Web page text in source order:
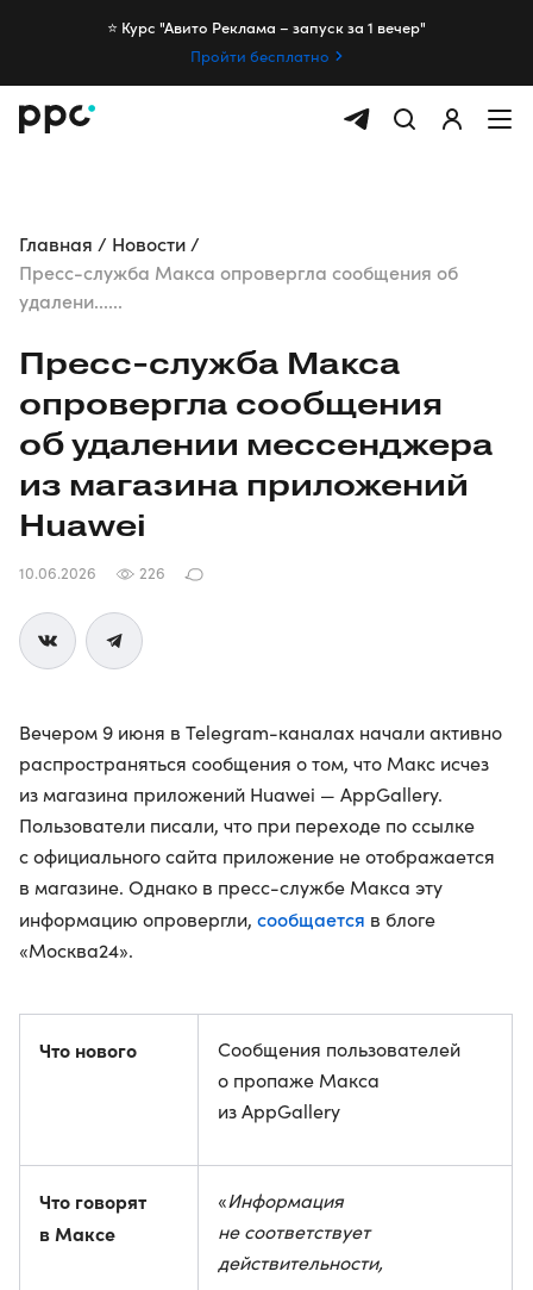
⭐️ Курс "Авито Реклама – запуск за 1 вечер"
Пройти бесплатно
Главная
Новости
Пресс-служба Макса опровергла сообщения об
удалени......
Пресс-служба Макса
опровергла сообщения
об удалении мессенджера
из магазина приложений
Huawei
10.06.2026 226
Вечером 9 июня в Telegram-каналах начали активно
распространяться сообщения о том, что Макс исчез
из магазина приложений Huawei — AppGallery.
Пользователи писали, что при переходе по ссылке
с официального сайта приложение не отображается
в магазине. Однако в пресс-службе Макса эту
информацию опровергли, сообщается в блоге
«Москва24».
Что нового
Сообщения пользователей
о пропаже Макса
из AppGallery
Что говорят
в Максе
«Информация
не соответствует
действительности,